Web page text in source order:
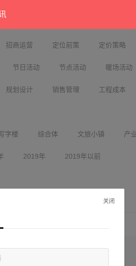
招商运营 定位前策 定价策略
节日活动 节点活动 暖场活动
规划设计 销售管理 工程成本
字楼 综合体 文旅小镇 产
2019年 2019年以前
关闭